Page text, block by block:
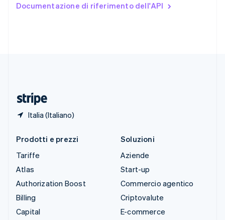
Documentazione di riferimento dell'API
Italia (Italiano)
English Español 简体中文
Prodotti e prezzi
Tariffe
Atlas
Authorization Boost
Billing
Capital
Soluzioni
Aziende
Start-up
Commercio agentico
Criptovalute
E-commerce